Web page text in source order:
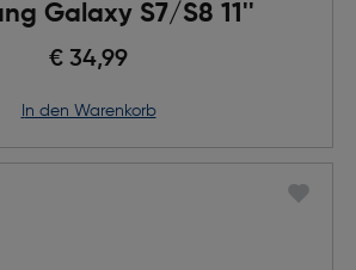
Galaxy S7/S8 11''
€ 34,99
in den Warenkorb